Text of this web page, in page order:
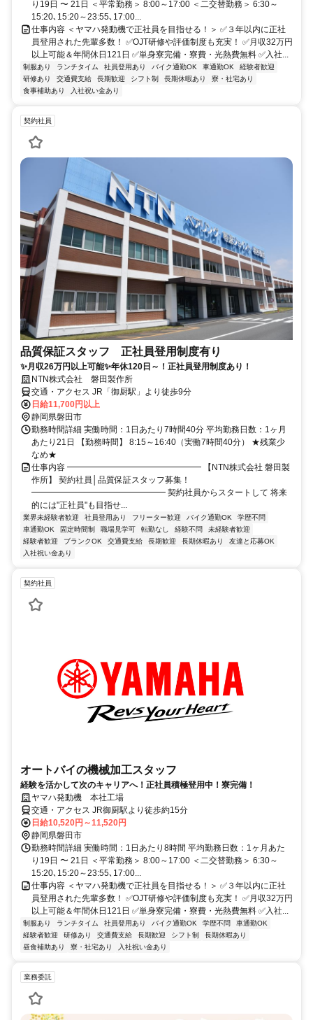
り19日 〜 21日 ＜平常勤務＞ 8:00～17:00 ＜二交替勤務＞ 6:30～
15:20､15:20～23:55､17:00...
仕事内容 ＜ヤマハ発動機で正社員を目指せる！＞ ✅３年以内に正社
員登用された先輩多数！ ✅OJT研修や評価制度も充実！ ✅月収32万円
以上可能＆年間休日121日 ✅単身寮完備・寮費・光熱費無料 ✅入社...
制服あり ランチタイム 社員登用あり バイク通勤OK 車通勤OK
経験者歓迎
研修あり
交通費支給 長期歓迎 シフト制 長期休暇あり
寮・社宅あり
食事補助あり
入社祝い金あり
契約社員
品質保証スタッフ 正社員登用制度有り
✨月収26万円以上可能✨年休120日～！正社員登用制度あり！
NTN株式会社 磐田製作所
交通・アクセス JR「御厨駅」より徒歩9分
日給11,700円以上
静岡県磐田市
勤務時間詳細 実働時間：1日あたり7時間40分 平均勤務日数：1ヶ月
あたり21日 【勤務時間】 8:15～16:40（実働7時間40分） ★残業少
なめ★
仕事内容 ━━━━━━━━━━━━━━━━ 【NTN株式会社 磐田製
作所】 契約社員│品質保証スタッフ募集！
━━━━━━━━━━━━━━━━ 契約社員からスタートして 将来
的には"正社員"も目指せ...
業界未経験者歓迎 社員登用あり フリーター歓迎 バイク通勤OK
学歴不問
車通勤OK
固定時間制 職場見学可 転勤なし 経験不問
未経験者歓迎
経験者歓迎
ブランクOK 交通費支給 長期歓迎 長期休暇あり
友達と応募OK
入社祝い金あり
契約社員
オートバイの機械加工スタッフ
経験を活かして次のキャリアへ！正社員積極登用中！寮完備！
ヤマハ発動機 本社工場
交通・アクセス JR御厨駅より徒歩約15分
日給10,520円～11,520円
静岡県磐田市
勤務時間詳細 実働時間：1日あたり8時間 平均勤務日数：1ヶ月あた
り19日 〜 21日 ＜平常勤務＞ 8:00～17:00 ＜二交替勤務＞ 6:30～
15:20､15:20～23:55､17:00...
仕事内容 ＜ヤマハ発動機で正社員を目指せる！＞ ✅３年以内に正社
員登用された先輩多数！ ✅OJT研修や評価制度も充実！ ✅月収32万円
以上可能＆年間休日121日 ✅単身寮完備・寮費・光熱費無料 ✅入社...
制服あり ランチタイム 社員登用あり バイク通勤OK 学歴不問
車通勤OK
経験者歓迎
研修あり 交通費支給 長期歓迎 シフト制
長期休暇あり
昼食補助あり
寮・社宅あり 入社祝い金あり
業務委託